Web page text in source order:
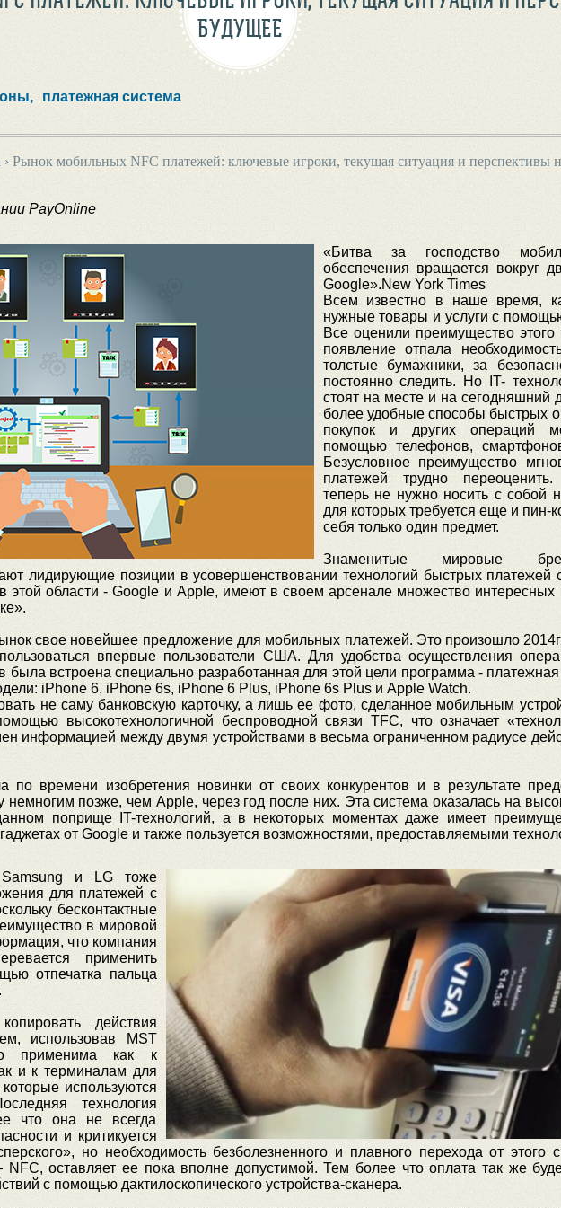
БУДУЩЕЕ
платежная система
› Рынок мобильных NFC платежей: ключевые игроки, текущая ситуация и перспективы
PayOnline
«Битва за господство
обеспечения вращается вокруг
Google».New York Times
Всем известно в наше время,
нужные товары и услуги с
Все оценили преимущество
появление отпала
толстые бумажники, за
постоянно следить. Но IT-
стоят на месте и на сегодняшний
более удобные способы быстрых
покупок и других операций
помощью телефонов,
Безусловное преимущество
платежей трудно
теперь не нужно носить с собой
для которых требуется еще и пин-
себя только один предмет.
Знаменитые мировые
лидирующие позиции в усовершенствовании технологий быстрых
этой области - Google и Apple, имеют в своем арсенале множество интересных
свое новейшее предложение для мобильных платежей. Это произошло
впервые пользователи США. Для удобства осуществления
была встроена специально разработанная для этой цели программа -
iPhone 6, iPhone 6s, iPhone 6 Plus, iPhone 6s Plus и Apple Watch.
не саму банковскую карточку, а лишь ее фото, сделанное мобильным
высокотехнологичной беспроводной связи TFC, что означает
информацией между двумя устройствами в весьма ограниченном радиусе
по времени изобретения новинки от своих конкурентов и в результате
позже, чем Apple, через год после них. Эта система оказалась на
поприще IT-технологий, а в некоторых моментах даже имеет
от Google и также пользуется возможностями, предоставляемыми
и LG тоже
для платежей с
бесконтактные
в мировой
что компания
применить
отпечатка пальца
действия
использовав MST
применима как к
и к терминалам для
используются
технология
что она не всегда
и критикуется
но необходимость безболезненного и плавного перехода от этого
оставляет ее пока вполне допустимой. Тем более что оплата так же
с помощью дактилоскопического устройства-сканера.